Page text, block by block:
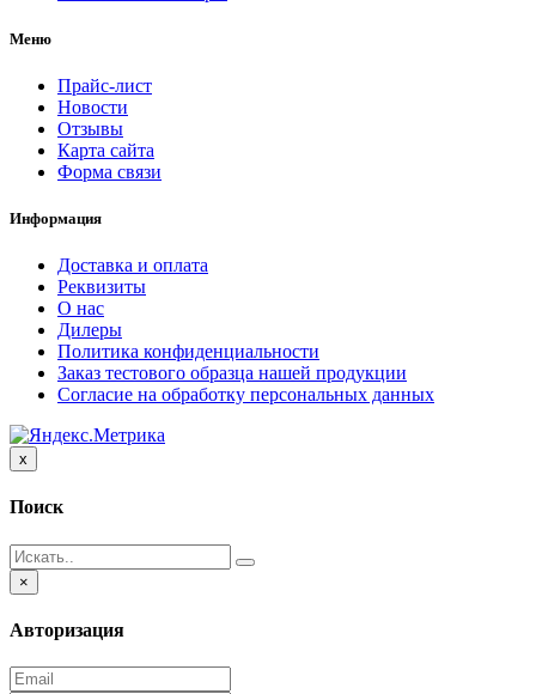
Меню
Прайс-лист
Новости
Отзывы
Карта сайта
Форма связи
Информация
Доставка и оплата
Реквизиты
О нас
Дилеры
Политика конфиденциальности
Заказ тестового образца нашей продукции
Согласие на обработку персональных данных
x
Поиск
×
Авторизация